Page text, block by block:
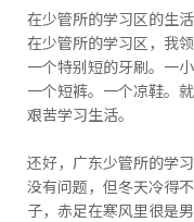
在少管所的学习区的生
在少管所的学习区，我
一个特别短的牙刷。一
一个短裤。一个凉鞋。
艰苦学习生活。
还好，广东少管所的学
没有问题，但冬天冷得
子，赤足在寒风里很是男